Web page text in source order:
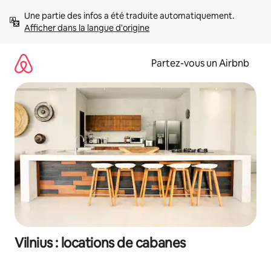
directement
Afficher dans la langue d'origine
Partez-vous un Airbnb
Vilnius : locations de cabanes